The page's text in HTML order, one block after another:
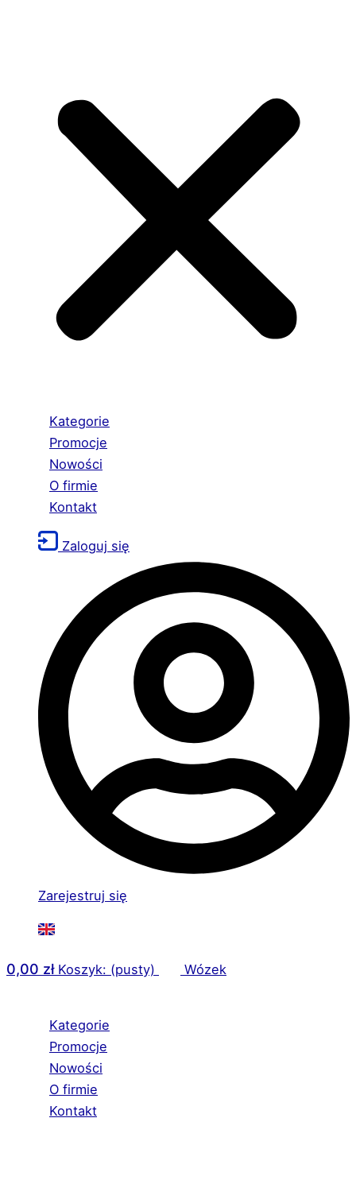
Kategorie
Promocje
Nowości
O firmie
Kontakt
Zaloguj się
Zarejestruj się
0,00 zł Koszyk: (pusty) Wózek
Kategorie
Promocje
Nowości
O firmie
Kontakt